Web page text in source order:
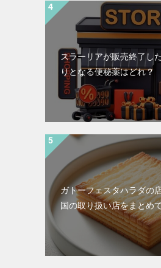
スラーリアが販売終了し
りとなる便秘薬はどれ？
ガトーフェスタハラダの
国の取り扱い店をまとめ